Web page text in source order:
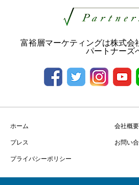
富裕層マーケティングは株式会
パートナーズ
ホーム
会社概要
プレス
お問い
プライバシーポリシー